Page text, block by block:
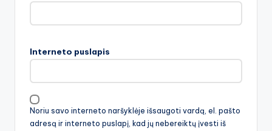
Interneto puslapis
Noriu savo interneto naršyklėje išsaugoti vardą, el. pašto
adresą ir interneto puslapį, kad jų nebereiktų įvesti iš